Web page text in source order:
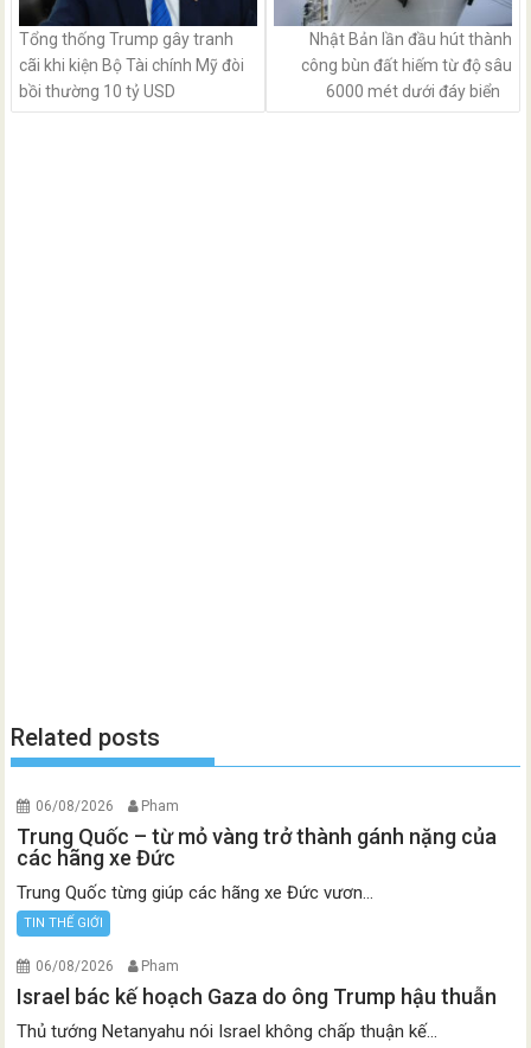
Tổng thống Trump gây tranh
cãi khi kiện Bộ Tài chính Mỹ đòi
bồi thường 10 tỷ USD
Nhật Bản lần đầu hút thành
công bùn đất hiếm từ độ sâu
6000 mét dưới đáy biển
Related posts
06/08/2026 Pham
Trung Quốc – từ mỏ vàng trở thành gánh nặng của
các hãng xe Đức
Trung Quốc từng giúp các hãng xe Đức vươn...
TIN THẾ GIỚI
06/08/2026 Pham
Israel bác kế hoạch Gaza do ông Trump hậu thuẫn
Thủ tướng Netanyahu nói Israel không chấp thuận kế...